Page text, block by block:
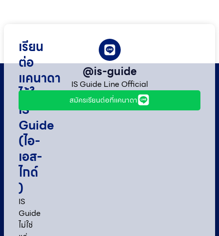
เรียน
ต่อ
แคนาดา
ไว้ใจ
IS
Guide
(ไอ-
เอส-
ไกด์​
)
IS
Guide
ไม่ใช่
@is-guide
IS Guide Line Official
สมัครเรียนต่อที่แคนาดา